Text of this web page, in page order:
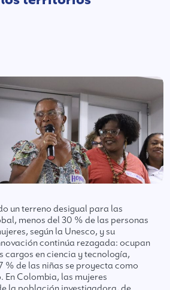
un terreno desigual para las
menos del 30 % de las personas
según la Unesco, y su
continúa rezagada: ocupan
cargos en ciencia y tecnología,
% de las niñas se proyecta como
Colombia, las mujeres